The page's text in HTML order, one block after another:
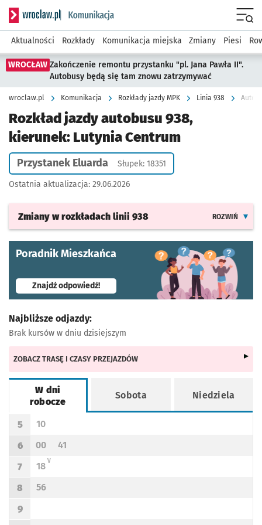
Serwis informacyjny wroclaw.pl podserwis: Komunikacja
Aktualności Rozkłady Komunikacja miejska Zmiany Piesi
WROCŁAW Zakończenie remontu przystanku "pl. Jana Pawła II".
Autobusy będą się tam znowu zatrzymywać
wroclaw.pl Komunikacja Rozkłady jazdy MPK Linia 938
Rozkład jazdy autobusu 938,
kierunek: Lutynia Centrum
Przystanek Eluarda Słupek: 18351
Ostatnia aktualizacja: 29.06.2026
Zmiany w rozkładach linii 938 ROZWIŃ
Poradnik Mieszkańca
Znajdź odpowiedź!- otworzy się w nowej karcie
Najbliższe odjazdy:
Brak kursów w dniu dzisiejszym
ZOBACZ TRASĘ I CZASY PRZEJAZDÓW
W dni
robocze
Sobota Niedziela
Rozkład jazdy -
Godzina odjazdu
5
Odjazd
10
minut po godzinie 5
Godzina odjazdu
6
Odjazd
00
minut po godzinie 6
Odjazd
41
minut po godzinie 6
Godzina odjazdu
7
Odjazd
18
minut po godzinie 7
VV - KURS PRZEDŁUŻONY DO ŁOWĘCIC PRZEZ UL. KRĘPICKĄ
Godzina odjazdu
8
Odjazd
56
minut po godzinie 8
Godzina odjazdu
9